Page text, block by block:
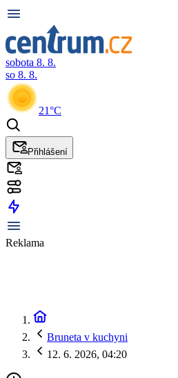
sobota 8. 8.
so 8. 8.
21°C
Přihlášení
Reklama
Bruneta v kuchyni
12. 6. 2026, 04:20